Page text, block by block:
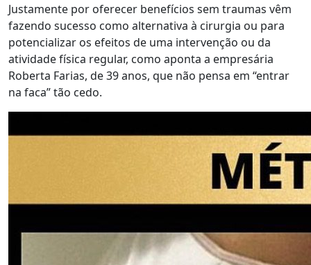
Justamente por oferecer benefícios sem traumas vêm
fazendo sucesso como alternativa à cirurgia ou para
potencializar os efeitos de uma intervenção ou da
atividade física regular, como aponta a empresária
Roberta Farias, de 39 anos, que não pensa em “entrar
na faca” tão cedo.